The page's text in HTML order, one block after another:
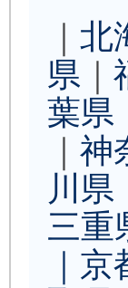
北
県
葉県
神
川県
三重
｜